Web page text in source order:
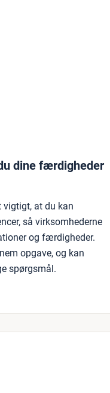
dine færdigheder
vigtigt, at du kan
så virksomhederne
og færdigheder.
opgave, og kan
spørgsmål.